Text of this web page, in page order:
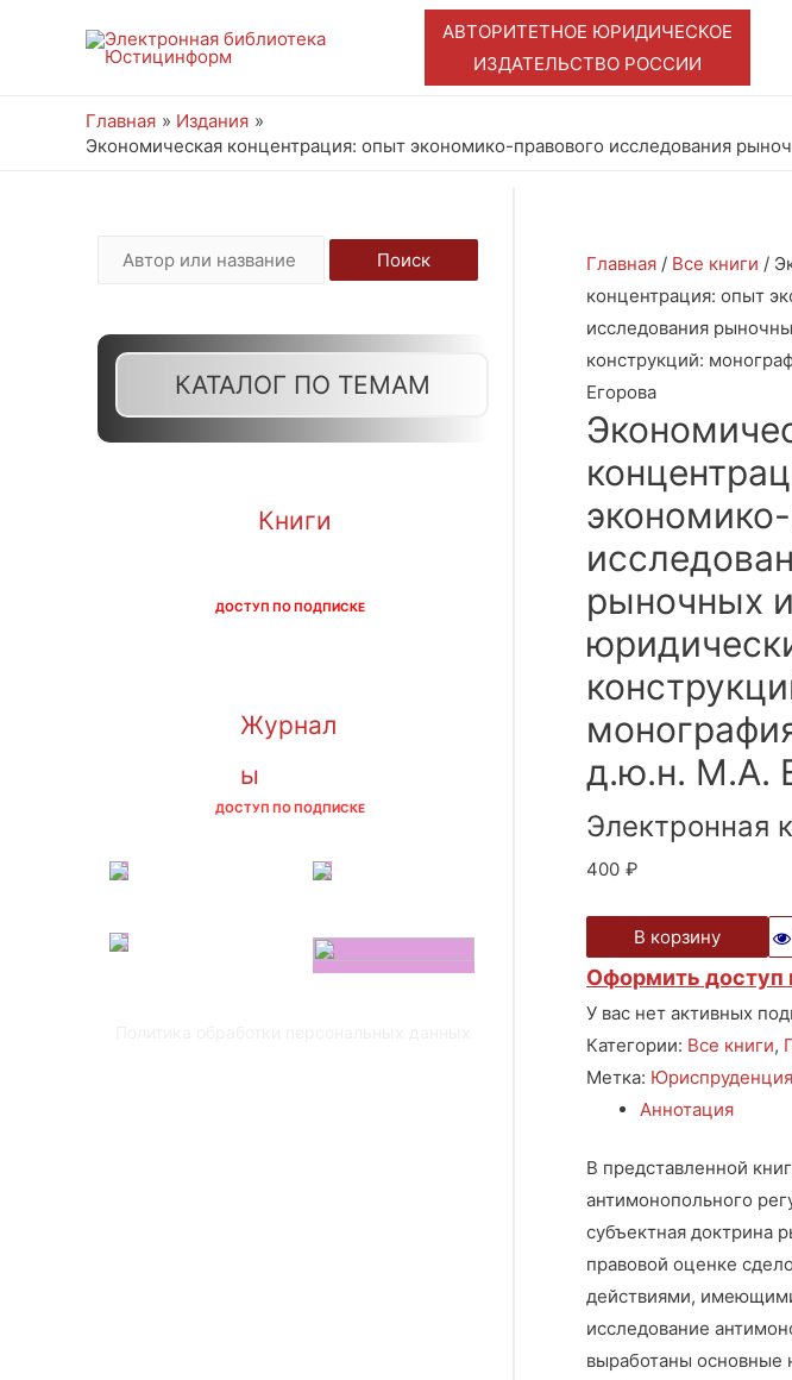
АВТОРИТЕТНОЕ ЮРИДИЧЕСКОЕ
ИЗДАТЕЛЬСТВО РОССИИ
Главная
Издания
Экономическая концентрация: опыт экономико-правового исследования
ь
Поиск
КАТАЛОГ ПО ТЕМАМ
Книги
ДОСТУП ПО ПОДПИСКЕ
Журнал
ы
ДОСТУП ПО ПОДПИСКЕ
Главная / Все книги /
концентрация: опыт
исследования
конструкций:
Егорова
рыночных и
д.ю.н. М.А.
Электронная
400 ₽
В корзину
Оформить доступ
У вас нет активных
Категории: Все книги,
Метка: Юриспруденция
Аннотация
В представленной
антимонопольного
субъектная доктрина
правовой оценке
действиями,
исследование
выработаны основные